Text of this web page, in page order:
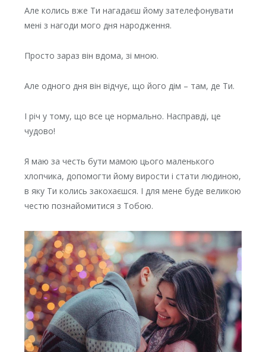
Але колись вже Ти нагадаєш йому зателефонувати
мені з нагоди мого дня народження.
Просто зараз він вдома, зі мною.
Але одного дня він відчує, що його дім – там, де Ти.
І річ у тому, що все це нормально. Насправді, це
чудово!
Я маю за честь бути мамою цього маленького
хлопчика, допомогти йому вирости і стати людиною,
в яку Ти колись закохаєшся. І для мене буде великою
честю познайомитися з Тобою.